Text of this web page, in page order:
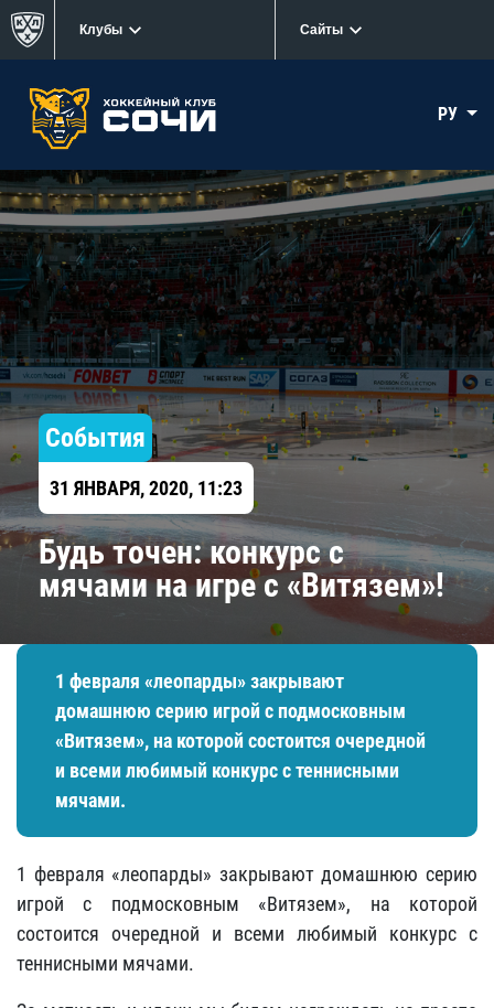
Клубы Сайты
РУ
События
31 ЯНВАРЯ, 2020, 11:23
Будь точен: конкурс с
мячами на игре с «Витязем»!
1 февраля «леопарды» закрывают
домашнюю серию игрой с подмосковным
«Витязем», на которой состоится очередной
и всеми любимый конкурс с теннисными
мячами.
1 февраля «леопарды» закрывают домашнюю серию
игрой с подмосковным «Витязем», на которой
состоится очередной и всеми любимый конкурс с
теннисными мячами.